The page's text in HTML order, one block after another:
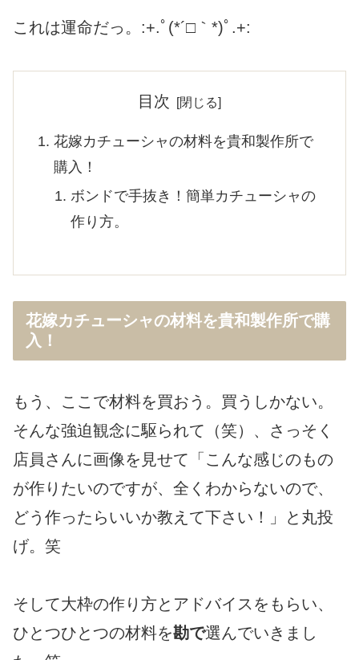
これは運命だっ。:+.ﾟ(*´□｀*)ﾟ.+:
目次
花嫁カチューシャの材料を貴和製作所で
購入！
ボンドで手抜き！簡単カチューシャの
作り方。
花嫁カチューシャの材料を貴和製作所で購
入！
もう、ここで材料を買おう。買うしかない。
そんな強迫観念に駆られて（笑）、さっそく
店員さんに画像を見せて「こんな感じのもの
が作りたいのですが、全くわからないので、
どう作ったらいいか教えて下さい！」と丸投
げ。笑
そして大枠の作り方とアドバイスをもらい、
ひとつひとつの材料を勘で選んでいきまし